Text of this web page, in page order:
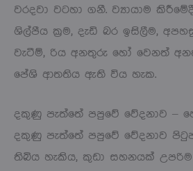
වරදවා වටහා ගනී. ව්‍යායාම
ශිල්පීය ක්‍රම, දැඩි බර ඉසිලීම,
වැටීම්, රිය අනතුරු හෝ වෙනත්
පේශි ආතතිය ඇති විය හැක.
දකුණු පැත්තේ පපුවේ වේදනාව –
දකුණු පැත්තේ පපුවේ වේදනාව
තිබිය හැකිය, කුඩා සහනයක් උපරිම